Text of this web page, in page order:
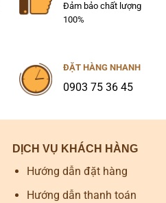
Đảm bảo chất lượng
100%
ĐẶT HÀNG NHANH
0903 75 36 45
DỊCH VỤ KHÁCH HÀNG
Hướng dẫn đặt hàng
Hướng dẫn thanh toán